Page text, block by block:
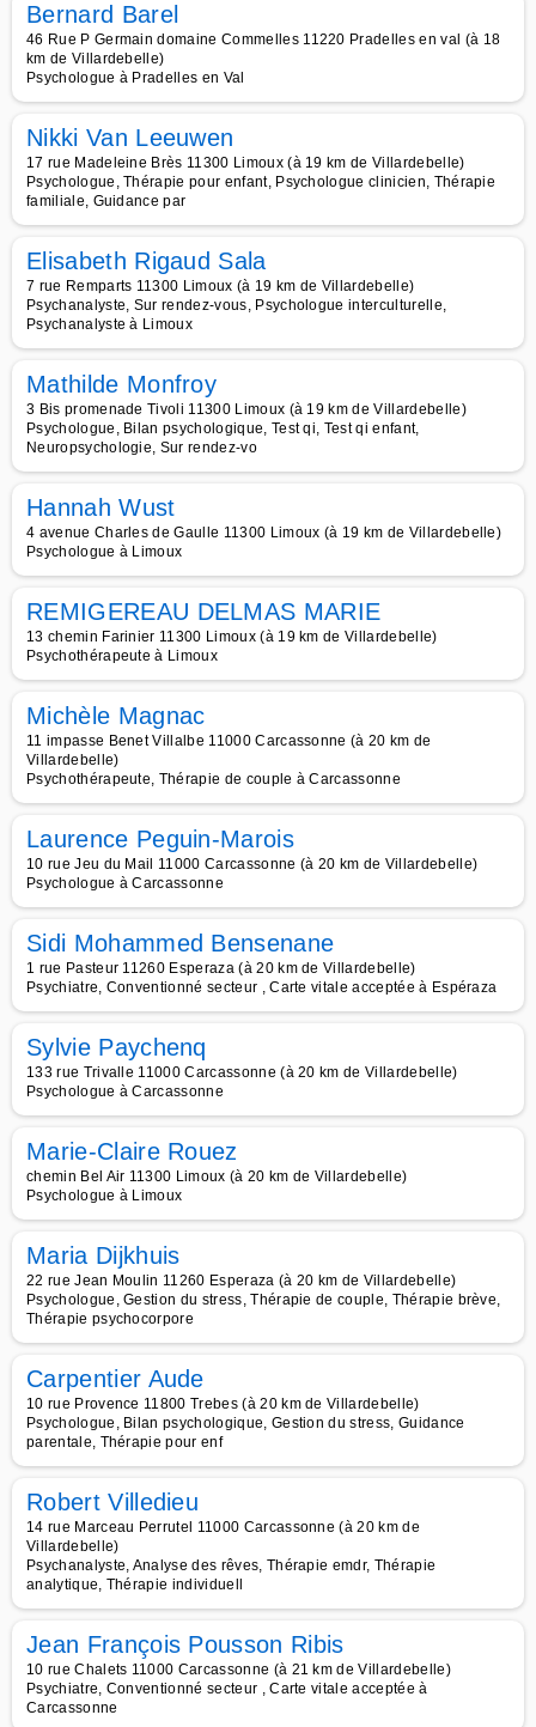
Bernard Barel
46 Rue P Germain domaine Commelles 11220 Pradelles en val (à 18
km de Villardebelle)
Psychologue à Pradelles en Val
Nikki Van Leeuwen
17 rue Madeleine Brès 11300 Limoux (à 19 km de Villardebelle)
Psychologue, Thérapie pour enfant, Psychologue clinicien, Thérapie
familiale, Guidance par
Elisabeth Rigaud Sala
7 rue Remparts 11300 Limoux (à 19 km de Villardebelle)
Psychanalyste, Sur rendez-vous, Psychologue interculturelle,
Psychanalyste à Limoux
Mathilde Monfroy
3 Bis promenade Tivoli 11300 Limoux (à 19 km de Villardebelle)
Psychologue, Bilan psychologique, Test qi, Test qi enfant,
Neuropsychologie, Sur rendez-vo
Hannah Wust
4 avenue Charles de Gaulle 11300 Limoux (à 19 km de Villardebelle)
Psychologue à Limoux
REMIGEREAU DELMAS MARIE
13 chemin Farinier 11300 Limoux (à 19 km de Villardebelle)
Psychothérapeute à Limoux
Michèle Magnac
11 impasse Benet Villalbe 11000 Carcassonne (à 20 km de
Villardebelle)
Psychothérapeute, Thérapie de couple à Carcassonne
Laurence Peguin-Marois
10 rue Jeu du Mail 11000 Carcassonne (à 20 km de Villardebelle)
Psychologue à Carcassonne
Sidi Mohammed Bensenane
1 rue Pasteur 11260 Esperaza (à 20 km de Villardebelle)
Psychiatre, Conventionné secteur , Carte vitale acceptée à Espéraza
Sylvie Paychenq
133 rue Trivalle 11000 Carcassonne (à 20 km de Villardebelle)
Psychologue à Carcassonne
Marie-Claire Rouez
chemin Bel Air 11300 Limoux (à 20 km de Villardebelle)
Psychologue à Limoux
Maria Dijkhuis
22 rue Jean Moulin 11260 Esperaza (à 20 km de Villardebelle)
Psychologue, Gestion du stress, Thérapie de couple, Thérapie brève,
Thérapie psychocorpore
Carpentier Aude
10 rue Provence 11800 Trebes (à 20 km de Villardebelle)
Psychologue, Bilan psychologique, Gestion du stress, Guidance
parentale, Thérapie pour enf
Robert Villedieu
14 rue Marceau Perrutel 11000 Carcassonne (à 20 km de
Villardebelle)
Psychanalyste, Analyse des rêves, Thérapie emdr, Thérapie
analytique, Thérapie individuell
Jean François Pousson Ribis
10 rue Chalets 11000 Carcassonne (à 21 km de Villardebelle)
Psychiatre, Conventionné secteur , Carte vitale acceptée à
Carcassonne